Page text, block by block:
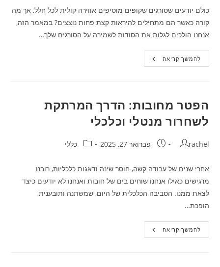
כולם יודעים שסורגים שקופים מוסיפים אווירה קולית לכל חלל, אך מה
קורה כאשר הם מתחילים להיראות קצת פחות נוצצים? במאמר הזה,
אנחנו הולכים לגלות את הסודות לשמירה על הסורגים שלך…
להמשך קריאהאיך
לשמור
ביום
הפטר מחובות: הדרך המרתקת
לשחרור מנטלי וכלכלי
מחבר:
rachel פורסם:פברואר 27, 2025 קטגוריה:
כללי
אחרי שנים של עבודה קשה, חוסר שינה ודאגות כלכליות, רובנו
מרגישים כאילו אנחנו שוחים בים של חובות ואנחנו לא יודעים כיצד
לצאת ממנו. הסביבה הכלכלית של היום, שמשתנה ותובענית,
הופכת…
להמשך קריאההפטר
מחובות: